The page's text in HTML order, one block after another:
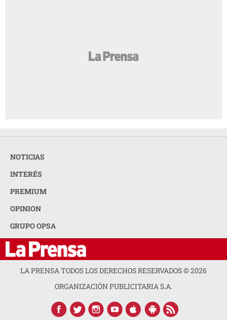
NOTICIAS
INTERÉS
PREMIUM
OPINION
GRUPO OPSA
LA PRENSA TODOS LOS DERECHOS RESERVADOS ©2026
ORGANIZACIÓN PUBLICITARIA S.A.